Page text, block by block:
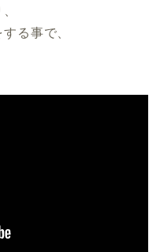
る事で、